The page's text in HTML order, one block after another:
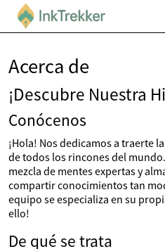
Acerca de
¡Descubre Nuestra
Conócenos
¡Hola! Nos dedicamos a traerte
de todos los rincones del
mezcla de mentes expertas y
compartir conocimientos tan
equipo se especializa en su
ello!
De qué se trata